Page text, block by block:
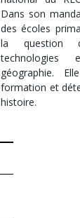
Dans son
des écoles
la question
géographie.
formation et
histoire.